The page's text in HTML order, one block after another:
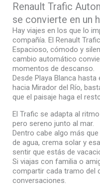
Renault Trafic
se convierte en un
Hay viajes en los que lo
compañía. El Renault
Espacioso, cómodo y
cambio automático
momentos de descanso.
Desde Playa Blanca
hacia Mirador del Río,
que el paisaje haga el
El Trafic se adapta al
pero sereno junto al mar.
Dentro cabe algo más
de agua, crema solar y
sentir que estás de
Si viajas con familia o
compartir cada tramo del
conversaciones.